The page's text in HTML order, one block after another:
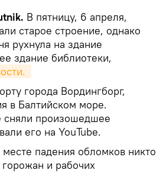
В пятницу, 6 апреля,
старое строение, однако
рухнула на здание
здание библиотеки,
города Вордингборг,
в Балтийском море.
произошедшее
его на YouTube.
падения обломков никто
и рабочих